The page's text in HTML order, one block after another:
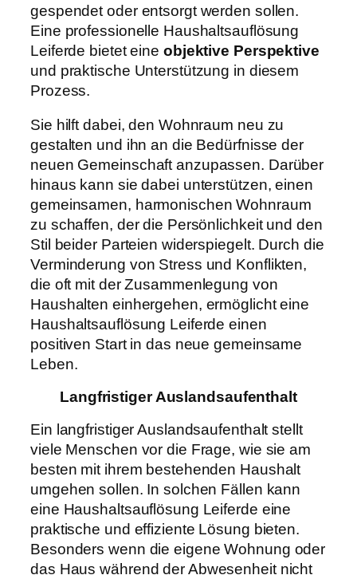
gespendet oder entsorgt werden sollen.
Eine professionelle Haushaltsauflösung
Leiferde bietet eine objektive Perspektive
und praktische Unterstützung in diesem
Prozess.
Sie hilft dabei, den Wohnraum neu zu
gestalten und ihn an die Bedürfnisse der
neuen Gemeinschaft anzupassen. Darüber
hinaus kann sie dabei unterstützen, einen
gemeinsamen, harmonischen Wohnraum
zu schaffen, der die Persönlichkeit und den
Stil beider Parteien widerspiegelt. Durch die
Verminderung von Stress und Konflikten,
die oft mit der Zusammenlegung von
Haushalten einhergehen, ermöglicht eine
Haushaltsauflösung Leiferde einen
positiven Start in das neue gemeinsame
Leben.
Langfristiger Auslandsaufenthalt
Ein langfristiger Auslandsaufenthalt stellt
viele Menschen vor die Frage, wie sie am
besten mit ihrem bestehenden Haushalt
umgehen sollen. In solchen Fällen kann
eine Haushaltsauflösung Leiferde eine
praktische und effiziente Lösung bieten.
Besonders wenn die eigene Wohnung oder
das Haus während der Abwesenheit nicht